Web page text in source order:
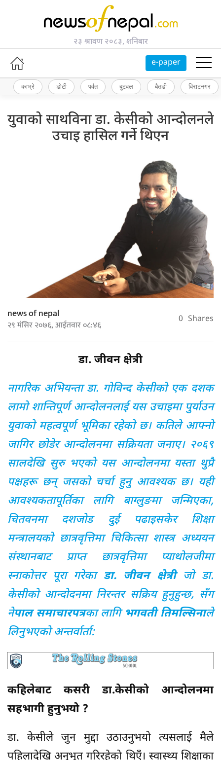
२३ श्रावण २०८३, शनिबार
e-paper
काभ्रे डोटी पर्वत बुटवल बैतडी विराटनगर
युवाको साथविना डा. केसीको आन्दोलनले
उचाइ हासिल गर्ने थिएन
news of nepal
२९ मंसिर २०७६, आईतवार ०८:४६ 0 Shares
डा. जीवन क्षेत्री
नागरिक अभियन्ता डा. गोविन्द केसीको एक दशक
लामो शान्तिपूर्ण आन्दोलनलाई यस उचाइमा पुर्याउन
युवाको महत्वपूर्ण भूमिका रहेको छ। कतिले आफ्नो
जागिर छोडेर आन्दोलनमा सक्रियता जनाए। २०६९
सालदेखि सुरु भएको यस आन्दोलनमा यस्ता थुप्रै
पक्षहरू छन् जसको चर्चा हुनु आवश्यक छ। यही
आवश्यकतापूर्तिका लागि बाग्लुङमा जन्मिएका,
चितवनमा दशजोड दुई पढाइसकेर शिक्षा
मन्त्रालयको छात्रवृत्तिमा चिकित्सा शास्त्र अध्ययन
संस्थानबाट प्राप्त छात्रवृत्तिमा प्याथोलजीमा
स्नाकोत्तर पूरा गरेका डा. जीवन क्षेत्रीजो डा.
केसीको आन्दोदनमा निरन्तर सक्रिय हुनुहुन्छ, सँग
नेपाल समाचारपत्रका लागि भगवती तिमल्सिनाले
लिनुभएको अन्तर्वार्ता:
कहिलेबाट कसरी डा.केसीको आन्दोलनमा
सहभागी हुनुभयो ?
डा. केसीले जुन मुद्दा उठाउनुभयो त्यसलाई मैले
पहिलादेखि अनुभूत गरिरहेको थिएँ। स्वास्थ्य शिक्षाका